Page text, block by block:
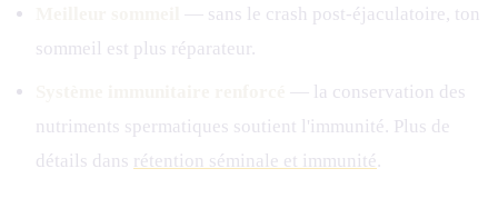
— sans le crash post-éjaculatoire, ton
sommeil est plus réparateur.
— la conservation des
nutriments spermatiques soutient l'immunité. Plus de
détails dans rétention séminale et immunité.